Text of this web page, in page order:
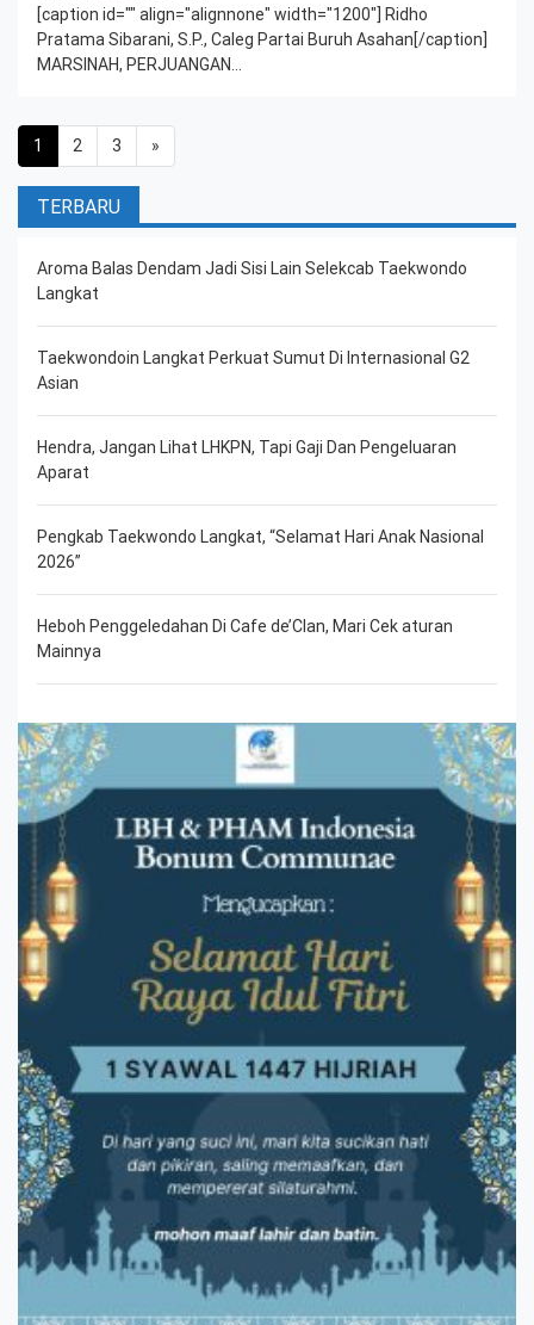
[caption id="" align="alignnone" width="1200"] Ridho
Pratama Sibarani, S.P., Caleg Partai Buruh Asahan[/caption]
MARSINAH, PERJUANGAN…
Posts navigation
1 2 3 »
TERBARU
Aroma Balas Dendam Jadi Sisi Lain Selekcab Taekwondo
Langkat
Taekwondoin Langkat Perkuat Sumut Di Internasional G2
Asian
Hendra, Jangan Lihat LHKPN, Tapi Gaji Dan Pengeluaran
Aparat
Pengkab Taekwondo Langkat, “Selamat Hari Anak Nasional
2026”
Heboh Penggeledahan Di Cafe de’Clan, Mari Cek aturan
Mainnya